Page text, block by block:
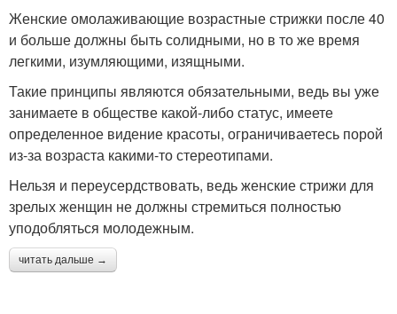
Женские омолаживающие возрастные стрижки после 40
и больше должны быть солидными, но в то же время
легкими, изумляющими, изящными.
Такие принципы являются обязательными, ведь вы уже
занимаете в обществе какой-либо статус, имеете
определенное видение красоты, ограничиваетесь порой
из-за возраста какими-то стереотипами.
Нельзя и переусердствовать, ведь женские стрижи для
зрелых женщин не должны стремиться полностью
уподобляться молодежным.
читать дальше →